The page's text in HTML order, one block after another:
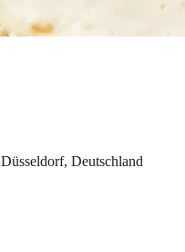
Deutschland